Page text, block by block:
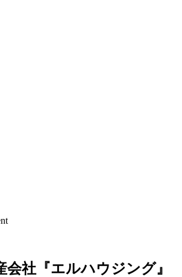
会社『エルハウジング』